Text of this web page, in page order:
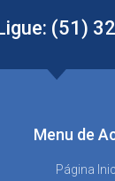
(51)
Menu de
Página